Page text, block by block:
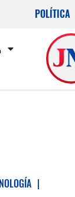
POLÍTICA
|